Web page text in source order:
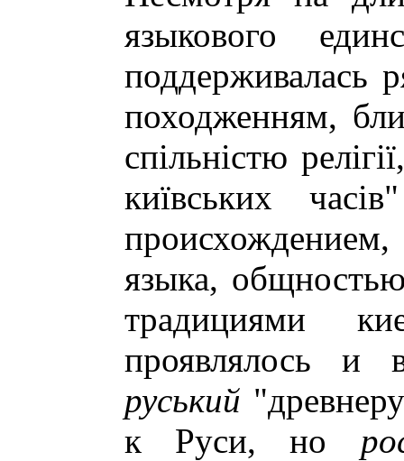
языкового
поддерживалась
походженням,
спiльнiстю
київських
языка,
традициями
проявлялось и
руський
к Руси, но